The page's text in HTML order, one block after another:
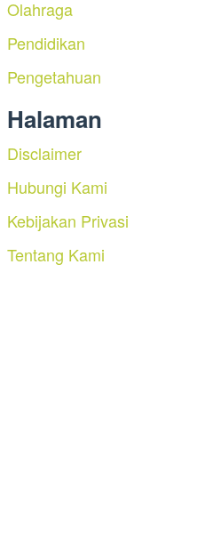
Olahraga
Pendidikan
Pengetahuan
Halaman
Disclaimer
Hubungi Kami
Kebijakan Privasi
Tentang Kami